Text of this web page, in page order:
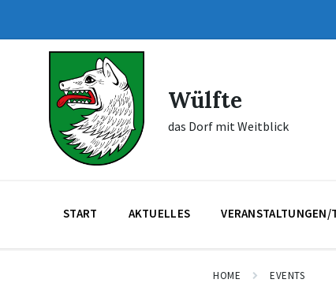
navigation
Wülfte
das Dorf mit Weitblick
START AKTUELLES VERANSTALTUNGEN/
HOME EVENTS